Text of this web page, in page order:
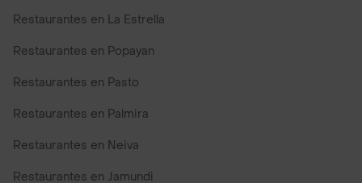
Restaurantes en La Estrella
Restaurantes en Popayan
Restaurantes en Pasto
Restaurantes en Palmira
Restaurantes en Neiva
Restaurantes en Jamundi